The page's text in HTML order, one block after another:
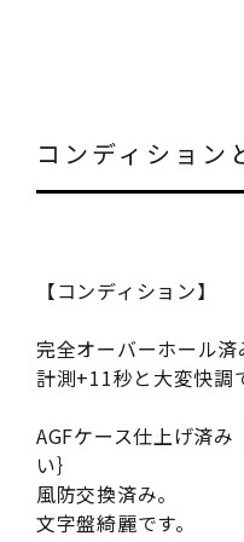
コンディション
【コンディション】
完全オーバーホール
計測+11秒と大変快調
AGFケース仕上げ済
い｝
風防交換済み。
文字盤綺麗です。